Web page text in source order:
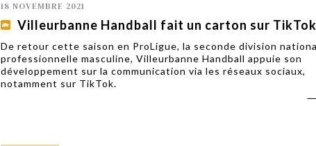
18 NOVEMBRE 2021
Villeurbanne Handball fait un carton sur TikTok
De retour cette saison en ProLigue, la seconde division
professionnelle masculine, Villeurbanne Handball appuie son
développement sur la communication via les réseaux sociaux,
notamment sur TikTok.